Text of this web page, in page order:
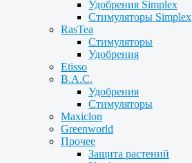
Удобрения Simplex
Стимуляторы Simplex
RasTea
Стимуляторы
Удобрения
Etisso
B.A.C.
Удобрения
Стимуляторы
Maxiclon
Greenworld
Прочее
Защита растений